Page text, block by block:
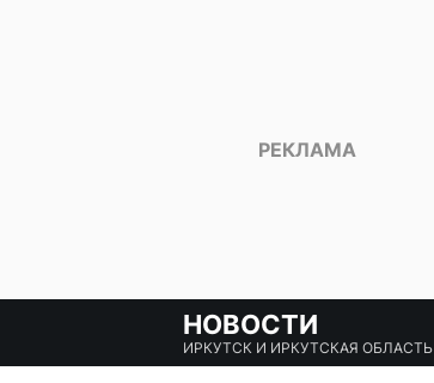
НОВОСТИ
ИРКУТСК И ИРКУТСКАЯ ОБЛАСТЬ